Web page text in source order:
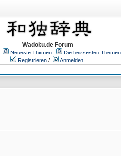
Wadoku.de Forum
Neueste Themen
Die heissesten Themen
Registrieren /
Anmelden